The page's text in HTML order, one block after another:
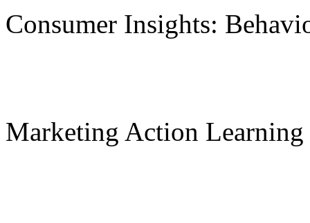
Consumer Insights:
Marketing Action Learning